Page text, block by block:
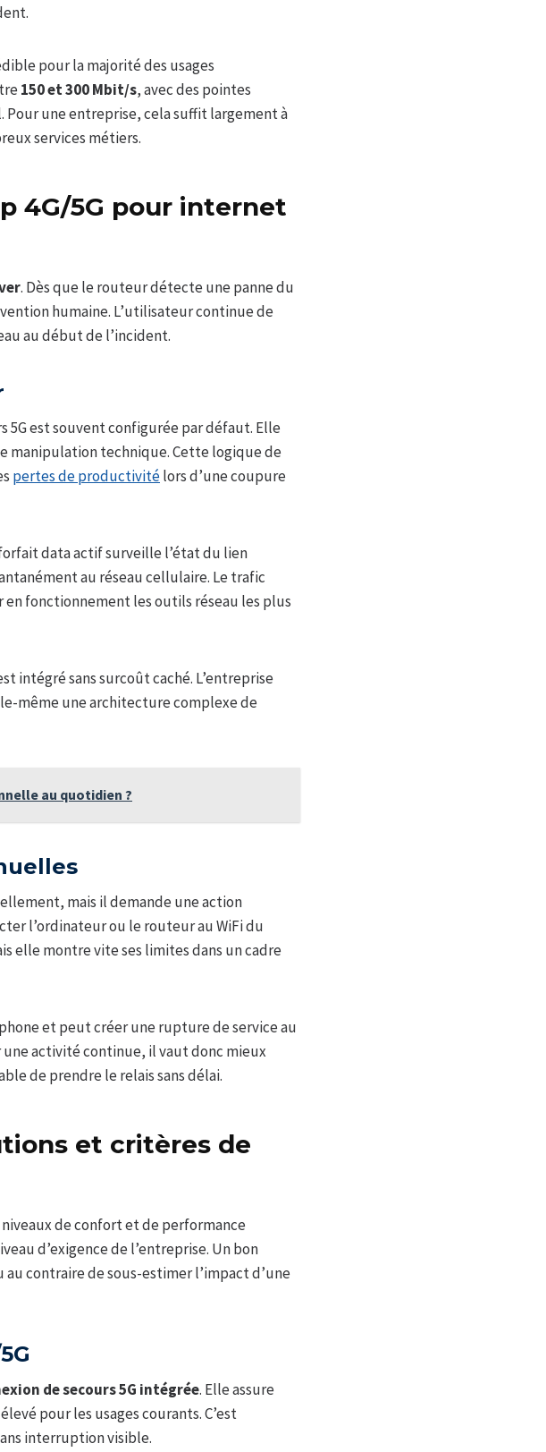
pour la majorité des usages
150 et 300 Mbit/s, avec des pointes
une entreprise, cela suffit largement à
services métiers.
4G/5G pour internet
. Dès que le routeur détecte une panne du
humaine. L’utilisateur continue de
au début de l’incident.
5G est souvent configurée par défaut. Elle
manipulation technique. Cette logique de
pertes de productivitélors d’une coupure
data actif surveille l’état du lien
au réseau cellulaire. Le trafic
en fonctionnement les outils réseau les plus
intégré sans surcoût caché. L’entreprise
même une architecture complexe de
au quotidien ?
mais il demande une action
l’ordinateur ou le routeur au WiFi du
elle montre vite ses limites dans un cadre
et peut créer une rupture de service au
une activité continue, il vaut donc mieux
de prendre le relais sans délai.
et critères de
de confort et de performance
d’exigence de l’entreprise. Un bon
contraire de sous-estimer l’impact d’une
de secours 5G intégrée. Elle assure
pour les usages courants. C’est
interruption visible.